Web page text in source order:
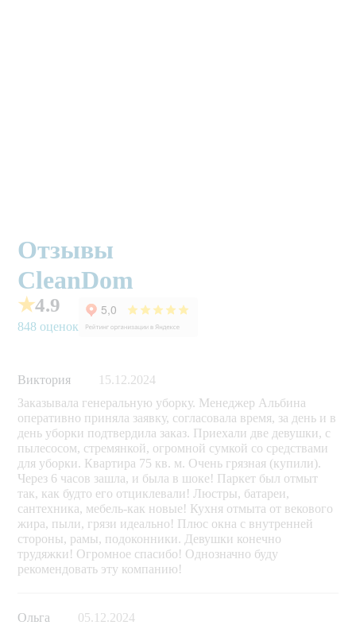
Отзывы
CleanDom
★4.9
848 оценок
Виктория
15.12.2024
Заказывала генеральную уборку. Менеджер Альбина
оперативно приняла заявку, согласовала время, за день и в
день уборки подтвердила заказ. Приехали две девушки, с
пылесосом, стремянкой, огромной сумкой со средствами
для уборки. Квартира 75 кв. м. Очень грязная (купили).
Через 6 часов зашла, и была в шоке! Паркет был отмыт
так, как будто его отциклевали! Люстры, батареи,
сантехника, мебель-как новые! Кухня отмыта от векового
жира, пыли, грязи идеально! Плюс окна с внутренней
стороны, рамы, подоконники. Девушки конечно
трудяжки! Огромное спасибо! Однозначно буду
рекомендовать эту компанию!
Ольга 05.12.2024